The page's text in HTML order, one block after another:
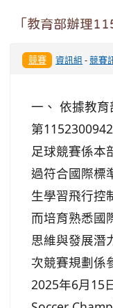
「教育部辦理
競賽 資訊組 -競賽
一、 依據教
第
足球競賽係本
過符合國際標
生學習飛行控
而培育熟悉國
思維與發展潛
次競賽規劃係
2025年6月15